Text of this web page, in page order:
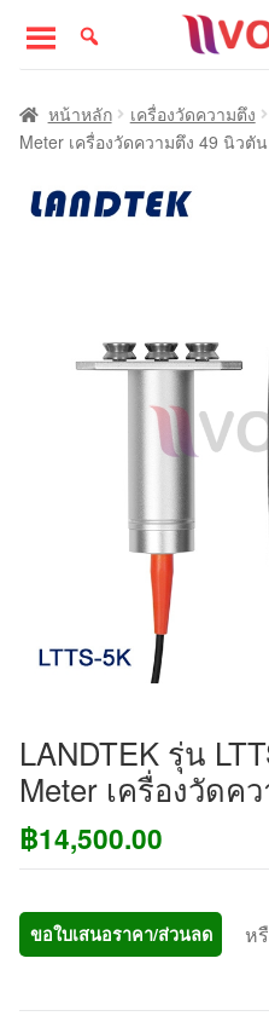
to
navigation
to
content
หน้าแรก
หน้าหลัก เครื่องวัดความตึง
Meter เครื่องวัดความตึง 49 นิวตัน
LANDTEK รุ่น
Meter เครื่องวัดค
฿14,500.00
ขอใบเสนอราคา/ส่วนลด ห